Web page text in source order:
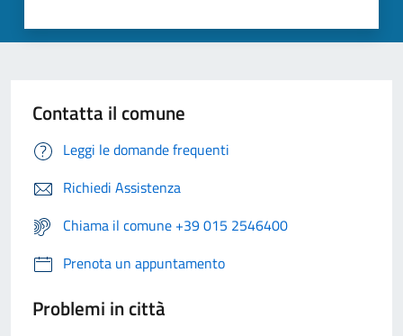
Contatta il comune
Leggi le domande frequenti
Richiedi Assistenza
Chiama il comune +39 015 2546400
Prenota un appuntamento
Problemi in città